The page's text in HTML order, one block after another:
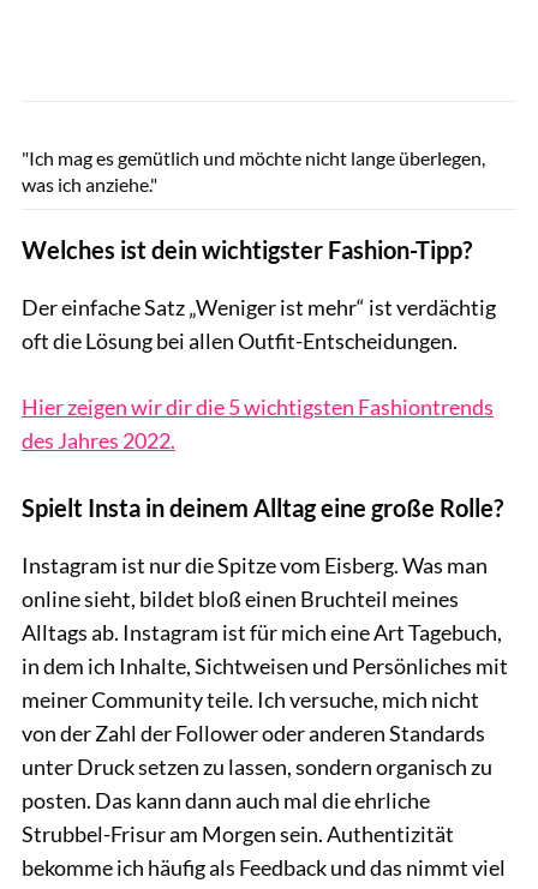
"Ich mag es gemütlich und möchte nicht lange überlegen,
was ich anziehe."
Welches ist dein wichtigster Fashion-Tipp?
Der einfache Satz „Weniger ist mehr“ ist verdächtig
oft die Lösung bei allen Outfit-Entscheidungen.
Hier zeigen wir dir die 5 wichtigsten Fashiontrends
des Jahres 2022.
Spielt Insta in deinem Alltag eine große Rolle?
Instagram ist nur die Spitze vom Eisberg. Was man
online sieht, bildet bloß einen Bruchteil meines
Alltags ab. Instagram ist für mich eine Art Tagebuch,
in dem ich Inhalte, Sichtweisen und Persönliches mit
meiner Community teile. Ich versuche, mich nicht
von der Zahl der Follower oder anderen Standards
unter Druck setzen zu lassen, sondern organisch zu
posten. Das kann dann auch mal die ehrliche
Strubbel-Frisur am Morgen sein. Authentizität
bekomme ich häufig als Feedback und das nimmt viel